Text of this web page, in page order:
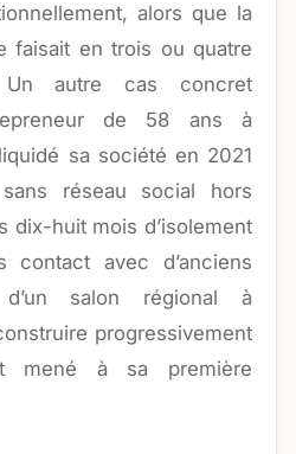
alors que la
faisait en trois ou quatre
Un autre cas concret
de 58 ans à
sa société en 2021
réseau social hors
dix-huit mois d’isolement
avec d’anciens
salon régional à
progressivement
mené à sa première